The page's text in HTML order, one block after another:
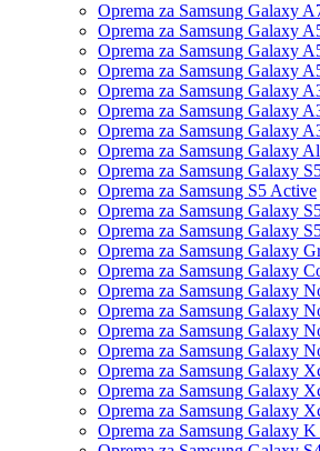
Oprema za Samsung Galaxy
Oprema za Samsung Galaxy
Oprema za Samsung Galaxy
Oprema za Samsung Galaxy
Oprema za Samsung Galaxy
Oprema za Samsung Galaxy
Oprema za Samsung Galaxy
Oprema za Samsung Galaxy
Oprema za Samsung Galaxy
Oprema za Samsung S5 Active
Oprema za Samsung Galaxy
Oprema za Samsung Galaxy
Oprema za Samsung Galaxy
Oprema za Samsung Galaxy
Oprema za Samsung Galaxy
Oprema za Samsung Galaxy
Oprema za Samsung Galaxy
Oprema za Samsung Galaxy
Oprema za Samsung Galaxy
Oprema za Samsung Galaxy
Oprema za Samsung Galaxy
Oprema za Samsung Galaxy